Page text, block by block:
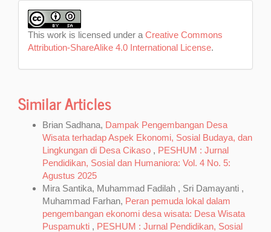
This work is licensed under a Creative Commons
Attribution-ShareAlike 4.0 International License.
Similar Articles
Brian Sadhana, Dampak Pengembangan Desa
Wisata terhadap Aspek Ekonomi, Sosial Budaya, dan
Lingkungan di Desa Cikaso , PESHUM : Jurnal
Pendidikan, Sosial dan Humaniora: Vol. 4 No. 5:
Agustus 2025
Mira Santika, Muhammad Fadilah , Sri Damayanti ,
Muhammad Farhan, Peran pemuda lokal dalam
pengembangan ekonomi desa wisata: Desa Wisata
Puspamukti , PESHUM : Jurnal Pendidikan, Sosial